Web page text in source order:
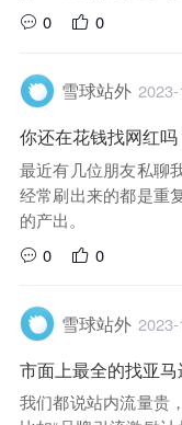
0
0
雪球站外
你还在花钱找网红
最近有几位朋友私聊
经常刷出来的都是重
的产出。
0
0
雪球站外
市面上最全的找亚
我们都说站内流量贵